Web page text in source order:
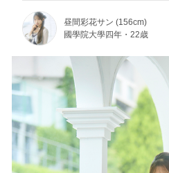
昼間彩花サン (156cm)
國學院大學四年・22歳